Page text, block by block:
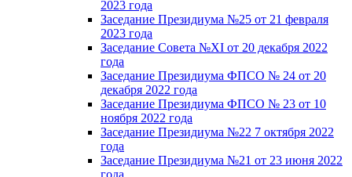
2023 года
Заседание Президиума №25 от 21 февраля
2023 года
Заседание Совета №XI от 20 декабря 2022
года
Заседание Президиума ФПСО № 24 от 20
декабря 2022 года
Заседание Президиума ФПСО № 23 от 10
ноября 2022 года
Заседание Президиума №22 7 октября 2022
года
Заседание Президиума №21 от 23 июня 2022
года